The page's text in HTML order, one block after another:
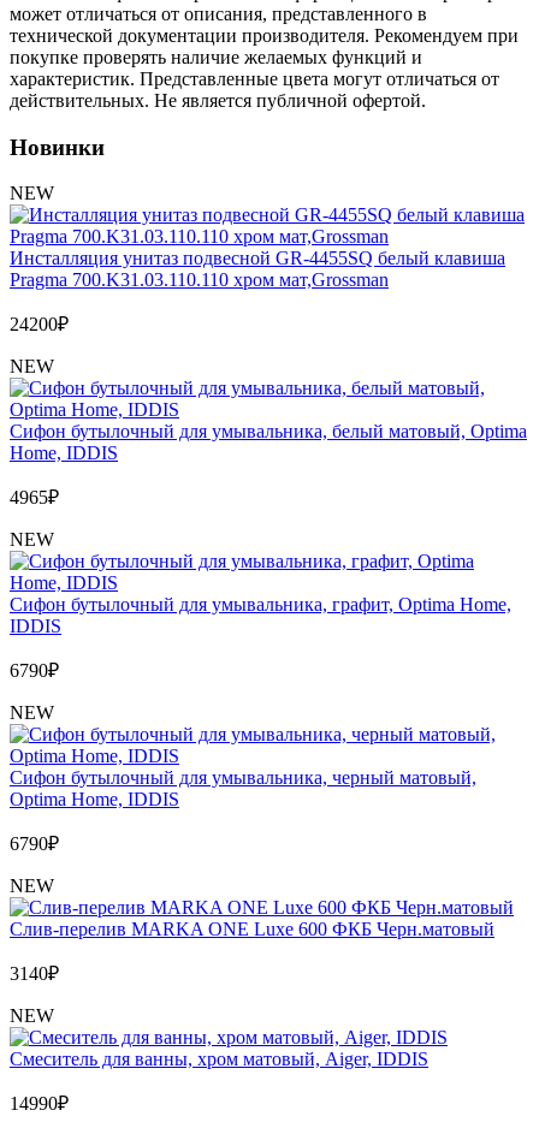
Вакансии
Контакты
может отличаться от описания, представленного в
технической документации производителя. Рекомендуем при
покупке проверять наличие желаемых функций и
характеристик. Представленные цвета могут отличаться от
действительных. Не является публичной офертой.
Новинки
NEW
Инсталляция унитаз подвесной GR-4455SQ белый клавиша
Pragma 700.K31.03.110.110 хром мат,Grossman
24200₽
NEW
Сифон бутылочный для умывальника, белый матовый, Optima
Home, IDDIS
4965₽
NEW
Сифон бутылочный для умывальника, графит, Optima Home,
IDDIS
6790₽
NEW
Сифон бутылочный для умывальника, черный матовый,
Optima Home, IDDIS
6790₽
NEW
Слив-перелив MARKA ONE Luxe 600 ФКБ Черн.матовый
3140₽
NEW
Cмеситель для ванны, хром матовый, Aiger, IDDIS
14990₽